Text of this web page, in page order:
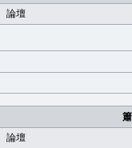
論壇
論壇